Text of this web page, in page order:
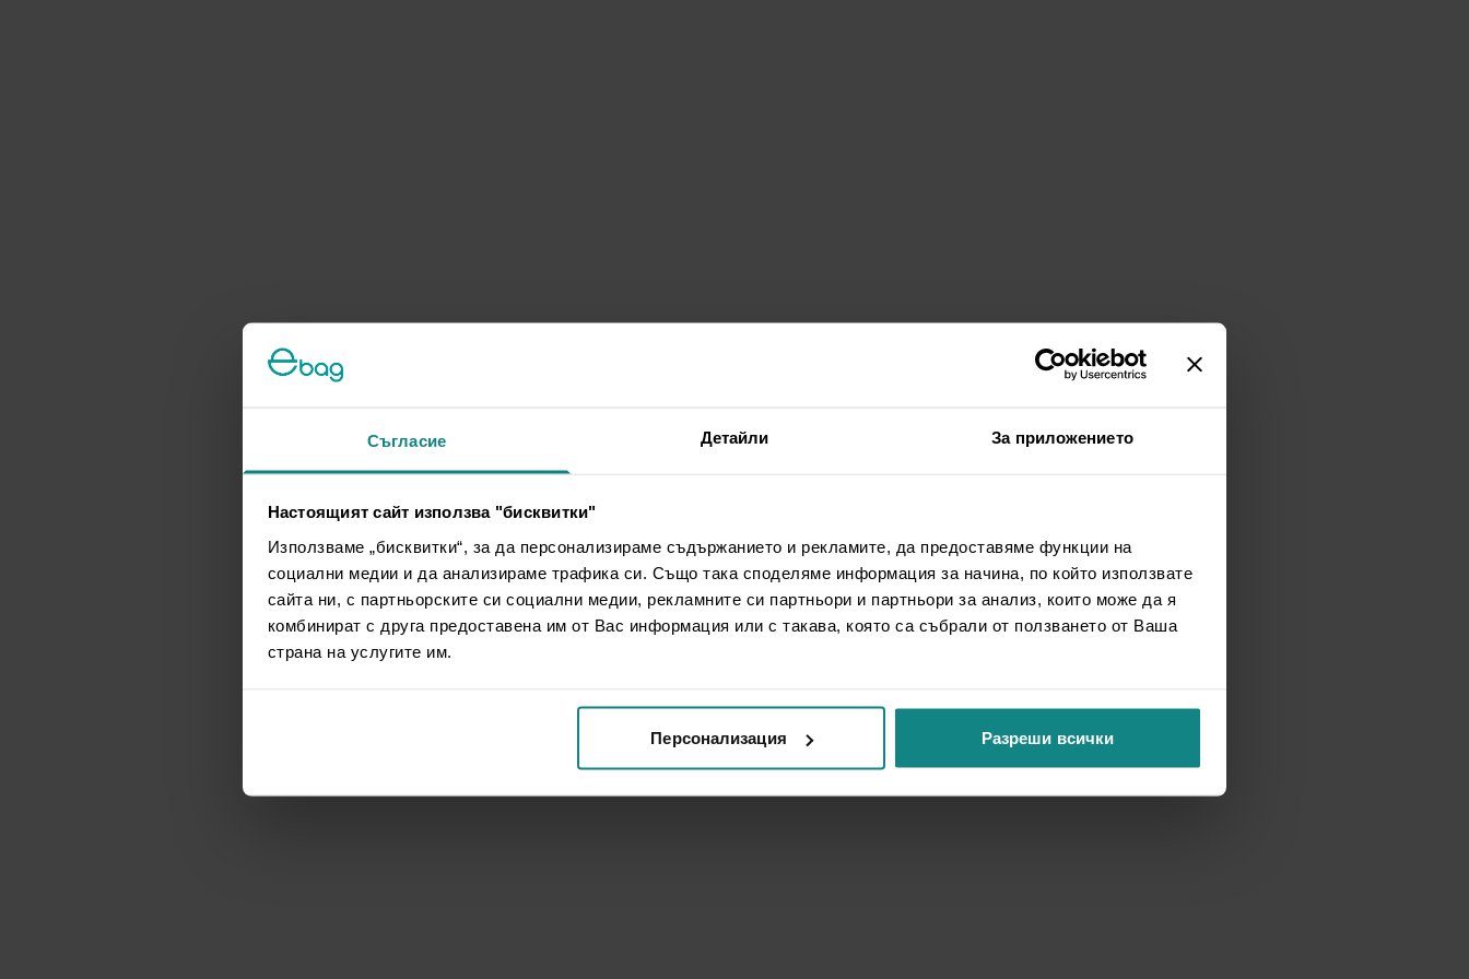
Съгласие Детайли За приложението
Настоящият сайт използва "бисквитки"
Използваме „бисквитки“, за да персонализираме съдържанието и рекламите, да предоставяме функции на
социални медии и да анализираме трафика си. Също така споделяме информация за начина, по който използвате
сайта ни, с партньорските си социални медии, рекламните си партньори и партньори за анализ, които може да я
комбинират с друга предоставена им от Вас информация или с такава, която са събрали от ползването от Ваша
страна на услугите им.
Персонализация Разреши всички